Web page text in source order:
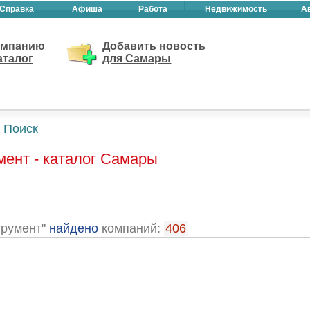
Справка Афиша Работа Недвижимость
Добавить новость
для Самары
Поиск
- каталог Самары
найдено компаний: 406